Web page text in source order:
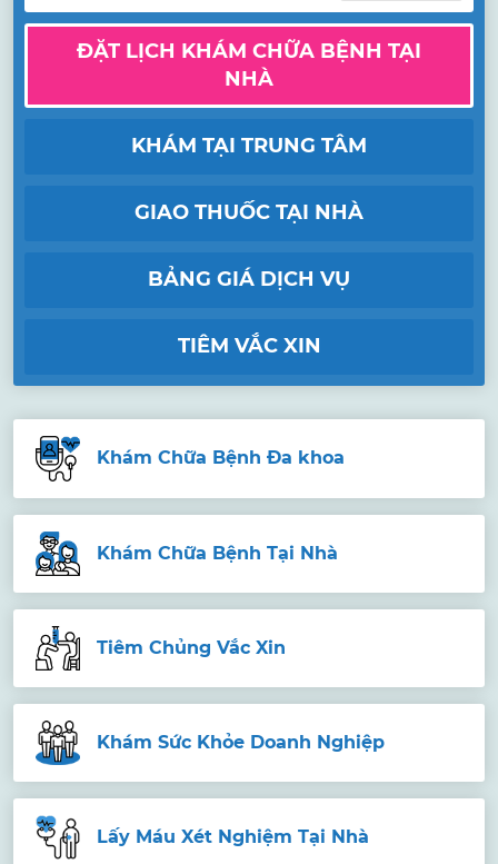
ĐẶT LỊCH KHÁM CHỮA BỆNH TẠI
NHÀ
KHÁM TẠI TRUNG TÂM
GIAO THUỐC TẠI NHÀ
BẢNG GIÁ DỊCH VỤ
TIÊM VẮC XIN
Khám Chữa Bệnh Đa khoa
Khám Chữa Bệnh Tại Nhà
Tiêm Chủng Vắc Xin
Khám Sức Khỏe Doanh Nghiệp
Lấy Máu Xét Nghiệm Tại Nhà